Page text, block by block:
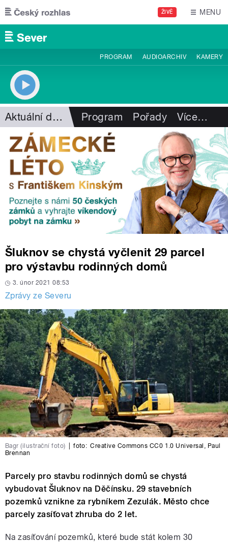
Přejít k hlavnímu obsahu
ŽIVĚ MENU
PROGRAM AUDIOARCHIV KAMERY
Aktuální dění Program Pořady Více…
Šluknov se chystá vyčlenit 29 parcel
pro výstavbu rodinných domů
3. únor 2021 08:53
Zprávy ze Severu
Bagr (ilustrační foto) foto: Creative Commons CC0 1.0 Universal , Paul
Brennan
Parcely pro stavbu rodinných domů se chystá
vybudovat Šluknov na Děčínsku. 29 stavebních
pozemků vznikne za rybníkem Zezulák. Město chce
parcely zasíťovat zhruba do 2 let.
Na zasíťování pozemků, které bude stát kolem 30